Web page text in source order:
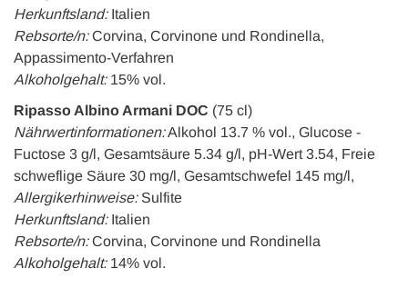
Herkunftsland:Italien
Rebsorte/n:Corvina, Corvinone und Rondinella,
Appassimento-Verfahren
Alkoholgehalt:15% vol.
Ripasso Albino Armani DOC (75 cl)
Nährwertinformationen:Alkohol 13.7 % vol., Glucose -
Fuctose 3 g/l, Gesamtsäure 5.34 g/l, pH-Wert 3.54, Freie
schweflige Säure 30 mg/l, Gesamtschwefel 145 mg/l,
Allergikerhinweise: Sulfite
Herkunftsland:Italien
Rebsorte/n:Corvina, Corvinone und Rondinella
Alkoholgehalt:14% vol.